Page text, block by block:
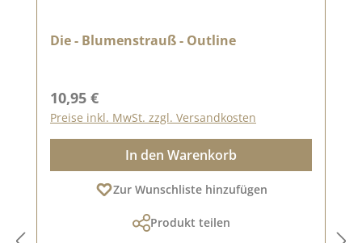
Die - Blumenstrauß - Outline
Regulärer Preis:
10,95 €
Preise inkl. MwSt. zzgl. Versandkosten
In den Warenkorb
Zur Wunschliste hinzufügen
Produkt teilen